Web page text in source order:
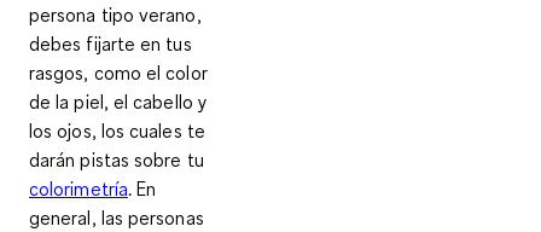
persona tipo verano,
debes fijarte en tus
rasgos, como el color
de la piel, el cabello y
los ojos, los cuales te
darán pistas sobre tu
colorimetría. En
general, las personas